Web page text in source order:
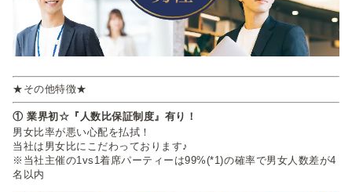
★その他特徴★
① 業界初☆『人数比保証制度』有り！
男女比率が悪い心配を払拭！
当社は男女比にこだわっております♪
※当社主催の1vs1着席パーティーは99%(*1)の確率で男女人数差が4
名以内